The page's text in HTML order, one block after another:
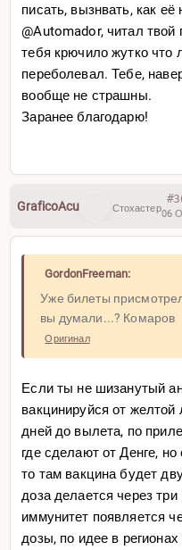
писать, вызнвать, как
@Automador, читал твой
тебя крючило жутко что
переболевал. Тебе,
вообще не страшны.
Заранее благодарю!
GraficoAcu Стохастер06
GordonFreeman:
Уже билеты
вы думали...? Комаров
Оригинал
Если ты не шизанутый
вакцинируйся от
дней до вылета, по
где сделают от Денге,
то там вакцина будет
доза делается через
иммунитет появляется
дозы, по идее в